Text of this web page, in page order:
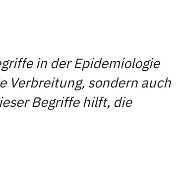
in der Epidemiologie
Verbreitung, sondern auch
Begriffe hilft, die